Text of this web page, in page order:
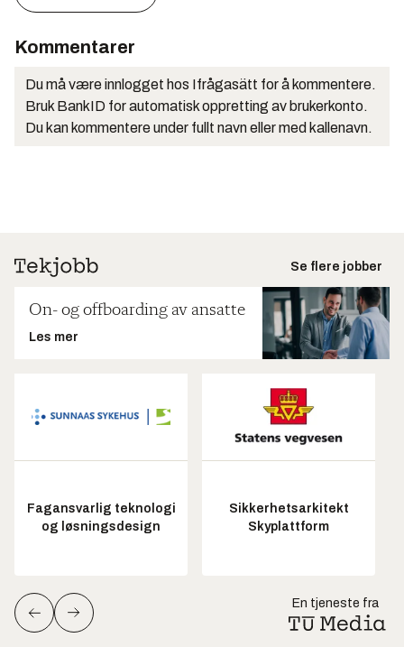
Kommentarer
Du må være innlogget hos Ifrågasätt for å kommentere.
Bruk BankID for automatisk oppretting av brukerkonto.
Du kan kommentere under fullt navn eller med kallenavn.
Se flere jobber
On- og offboarding av ansatte
Les mer
Fagansvarlig teknologi
og løsningsdesign
Sikkerhetsarkitekt
Skyplattform
En tjeneste fra